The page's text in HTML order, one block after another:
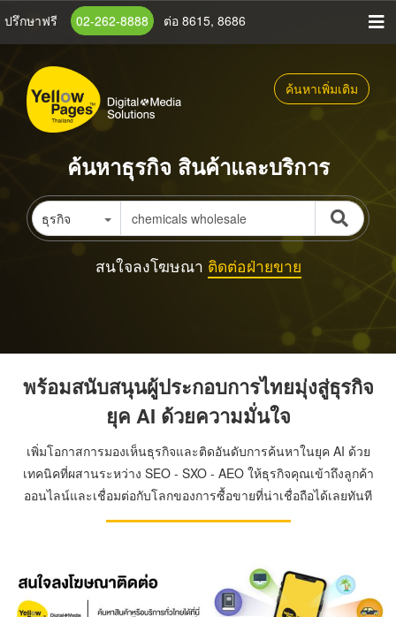
ข้าม
เนื้อหา
หลัก
ปรึกษาฟรี 02-262-8888 ต่อ 8615, 8686
ค้นหาเพิ่มเติม
ค้นหาธุรกิจ สินค้าและบริการ
ธุรกิจ
สนใจลงโฆษณา ติดต่อฝ่ายขาย
พร้อมสนับสนุนผู้ประกอบการไทยมุ่งสู่ธุรกิจ
ยุค AI ด้วยความมั่นใจ
เพิ่มโอกาสการมองเห็นธุรกิจและติดอันดับการค้นหาในยุค AI ด้วย
เทคนิคที่ผสานระหว่าง SEO - SXO - AEO ให้ธุรกิจคุณเข้าถึงลูกค้า
ออนไลน์และเชื่อมต่อกับโลกของการซื้อขายที่น่าเชื่อถือได้เลยทันที